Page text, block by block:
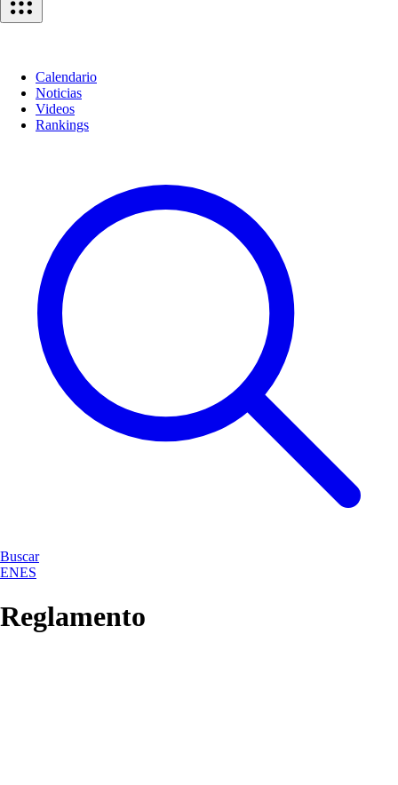
Calendario
Noticias
Videos
Rankings
Buscar
ENES
Reglamento